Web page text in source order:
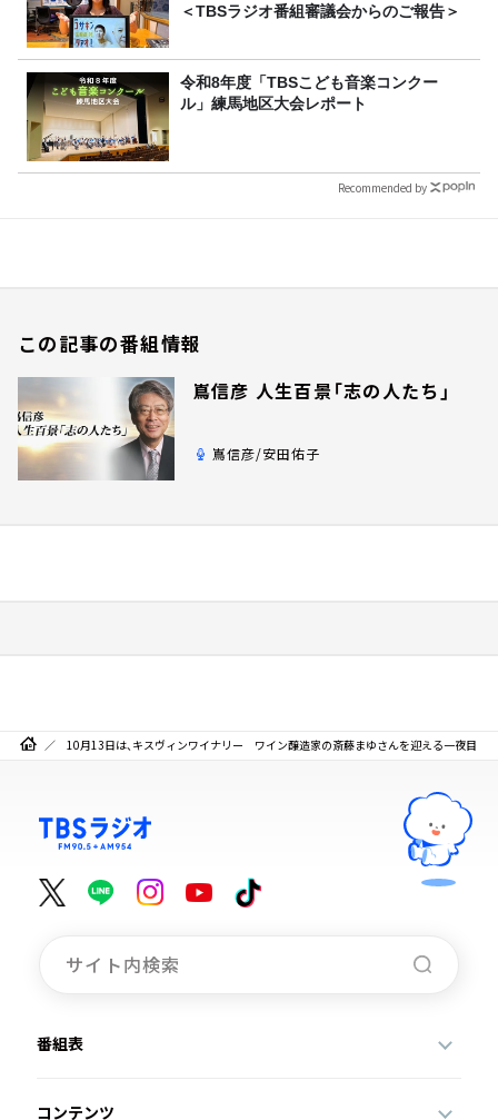
＜TBSラジオ番組審議会からのご報告＞
令和8年度「TBSこども音楽コンクー
ル」練馬地区大会レポート
Recommended by
この記事の番組情報
嶌信彦 人生百景「志の人たち」
嶌信彦/安田佑子
10月13日は、キスヴィンワイナリー ワイン醸造家の斎藤まゆさんを迎える一夜目
番組表
コンテンツ